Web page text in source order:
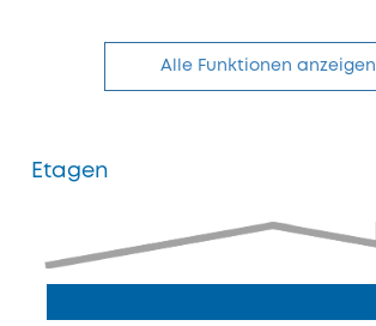
Alle Funktionen anzeigen
Etagen